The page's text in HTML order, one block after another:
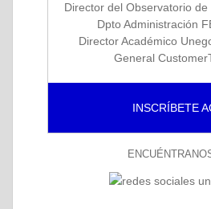
Director del Observatorio de
Dpto Administración
Director Académico
General
INSCRÍBETE